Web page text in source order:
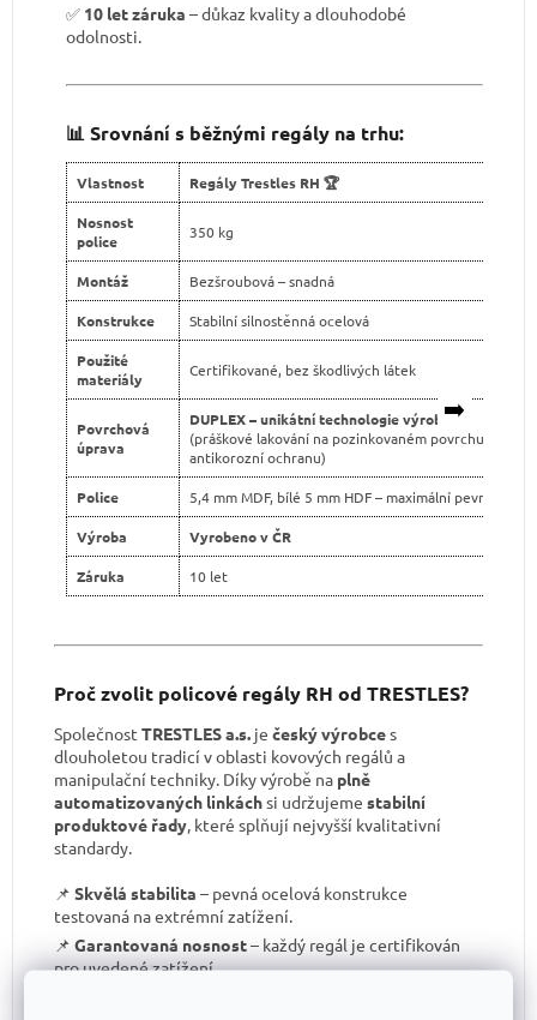
✅ 10 let záruka – důkaz kvality a dlouhodobé
odolnosti.
📊 Srovnání s běžnými regály na trhu:
➡️
Vlastnost Regály Trestles RH 🏆
Nosnost
police
350 kg
Montáž Bezšroubová – snadná
Konstrukce Stabilní silnostěnná ocelová
Použité
materiály
Certifikované, bez škodlivých látek
Povrchová
úprava
DUPLEX – unikátní technologie výroby
(práškové lakování na pozinkovaném povrchu pro
antikorozní ochranu)
Police 5,4 mm MDF, bílé 5 mm HDF – maximální pevnost
Výroba Vyrobeno v ČR
Záruka 10 let
Proč zvolit policové regály RH od TRESTLES?
Společnost TRESTLES a.s. je český výrobces
dlouholetou tradicí v oblasti kovových regálů a
manipulační techniky. Díky výrobě na plně
automatizovaných linkáchsi udržujeme stabilní
produktové řady, které splňují nejvyšší kvalitativní
standardy.
📌 Skvělá stabilita – pevná ocelová konstrukce
testovaná na extrémní zatížení.
📌 Garantovaná nosnost– každý regál je certifikován
pro uvedené zatížení.